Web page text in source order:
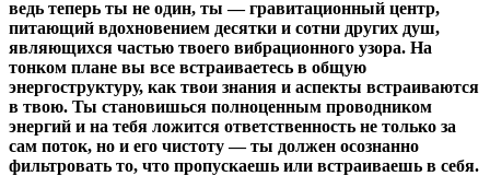
ведь теперь ты не один, ты — гравитационный центр,
питающий вдохновением десятки и сотни других душ,
являющихся частью твоего вибрационного узора. На
тонком плане вы все встраиваетесь в общую
энергоструктуру, как твои знания и аспекты встраиваются
в твою. Ты становишься полноценным проводником
энергий и на тебя ложится ответственность не только за
сам поток, но и его чистоту — ты должен осознанно
фильтровать то, что пропускаешь или встраиваешь в себя.